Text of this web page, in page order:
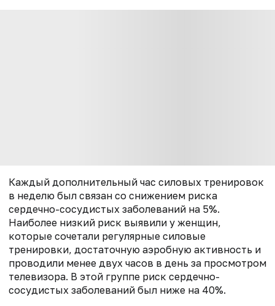
Каждый дополнительный час силовых тренировок
в неделю был связан со снижением риска
сердечно-сосудистых заболеваний на 5%.
Наиболее низкий риск выявили у женщин,
которые сочетали регулярные силовые
тренировки, достаточную аэробную активность и
проводили менее двух часов в день за просмотром
телевизора. В этой группе риск сердечно-
сосудистых заболеваний был ниже на 40%.